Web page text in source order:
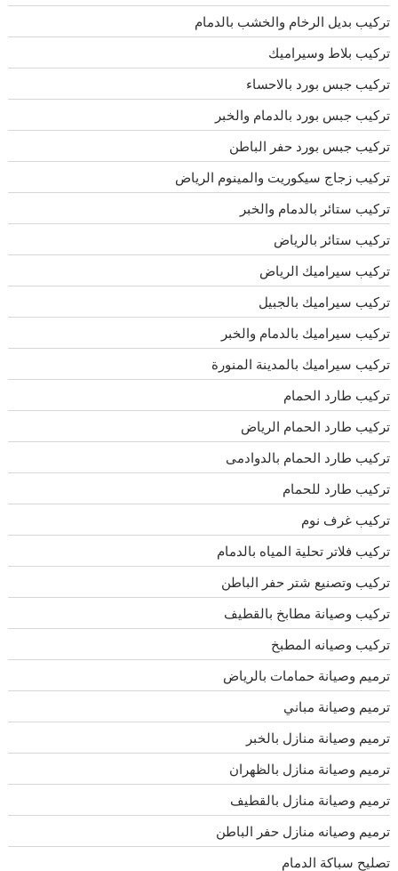
تركيب بديل الرخام والخشب بالدمام
تركيب بلاط وسيراميك
تركيب جبس بورد بالاحساء
تركيب جبس بورد بالدمام والخبر
تركيب جبس بورد حفر الباطن
تركيب زجاج سيكوريت والمينوم الرياض
تركيب ستائر بالدمام والخبر
تركيب ستائر بالرياض
تركيب سيراميك الرياض
تركيب سيراميك بالجبيل
تركيب سيراميك بالدمام والخبر
تركيب سيراميك بالمدينة المنورة
تركيب طارد الحمام
تركيب طارد الحمام الرياض
تركيب طارد الحمام بالدوادمى
تركيب طارد للحمام
تركيب غرف نوم
تركيب فلاتر تحلية المياه بالدمام
تركيب وتصنيع شتر حفر الباطن
تركيب وصيانة مطابخ بالقطيف
تركيب وصيانه المطبخ
ترميم وصيانة حمامات بالرياض
ترميم وصيانة مباني
ترميم وصيانة منازل بالخبر
ترميم وصيانة منازل بالظهران
ترميم وصيانة منازل بالقطيف
ترميم وصيانه منازل حفر الباطن
تصليح سباكة الدمام